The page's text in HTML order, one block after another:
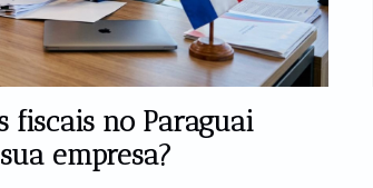
fiscais no Paraguai
empresa?